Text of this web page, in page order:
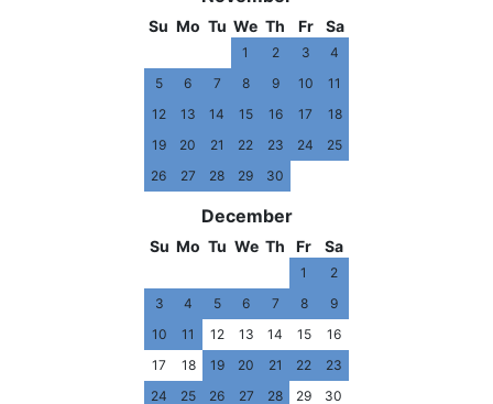
Su Mo Tu We Th Fr Sa
1 2 3
4
5
6 7 8 9 10
11
12
13 14 15 16 17
18
19
20 21 22 23 24
25
26
27 28 29 30
December
Su Mo Tu We Th Fr Sa
1
2
3
4 5 6 7 8
9
10
11 12 13 14 15
16
17
18 19 20 21 22
23
24
25 26 27 28 29 30